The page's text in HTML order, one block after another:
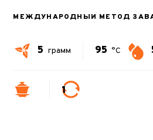
МЕЖДУНАРОДНЫЙ МЕТОД
5 грамм 95 °C
1